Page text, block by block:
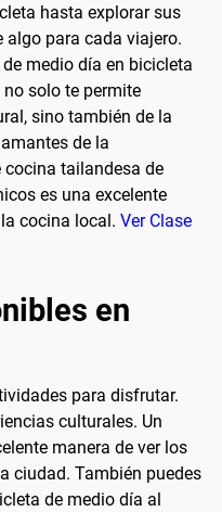
hasta explorar sus
algo para cada viajero.
medio día en bicicleta
solo te permite
sino también de la
de la
tailandesa de
es una excelente
cocina local. Ver Clase
en
para disfrutar.
culturales. Un
manera de ver los
ciudad. También puedes
de medio día al